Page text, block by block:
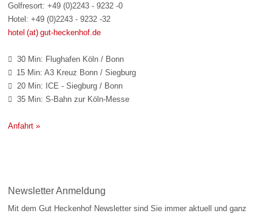
Golfresort: +49 (0)2243 - 9232 -0
Hotel: +49 (0)2243 - 9232 -32
hotel (at) gut-heckenhof.de
 30 Min: Flughafen Köln / Bonn
 15 Min: A3 Kreuz Bonn / Siegburg
 20 Min: ICE - Siegburg / Bonn
 35 Min: S-Bahn zur Köln-Messe
Anfahrt »
Newsletter Anmeldung
Mit dem Gut Heckenhof Newsletter sind Sie immer aktuell und ganz